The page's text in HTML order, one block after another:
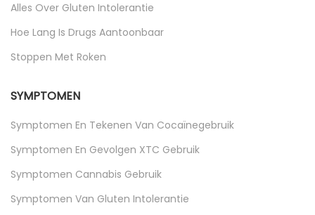
Alles Over Gluten Intolerantie
Hoe Lang Is Drugs Aantoonbaar
Stoppen Met Roken
SYMPTOMEN
Symptomen En Tekenen Van Cocaïnegebruik
Symptomen En Gevolgen XTC Gebruik
Symptomen Cannabis Gebruik
Symptomen Van Gluten Intolerantie